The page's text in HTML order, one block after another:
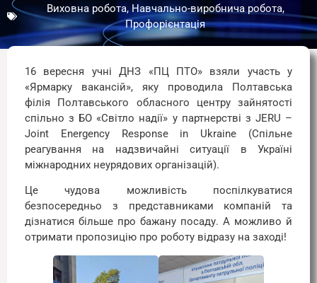
Виховна робота, Навчально-виробнича робота,
Профорієнтація
16 вересня учні ДНЗ «ПЦ ПТО» взяли участь у
«Ярмарку вакансій», яку проводила Полтавська
філія Полтавського обласного центру зайнятості
спільно з БО «Світло надії» у партнерстві з JERU –
Joint Energency Response in Ukraine (Спільне
реагування на надзвичайні ситуації в Україні
міжнародних неурядових організацій).
Це чудова можливість поспілкуватися
безпосередньо з представниками компаній та
дізнатися більше про бажану посаду. А можливо й
отримати пропозицію про роботу відразу на заході!